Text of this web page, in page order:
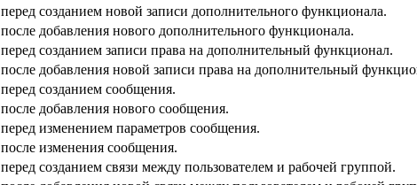
перед созданием новой записи дополнительного функционала.
после добавления нового дополнительного функционала.
перед созданием записи права на дополнительный функционал.
после добавления новой записи права на дополнительный
перед созданием сообщения.
после добавления нового сообщения.
перед изменением параметров сообщения.
после изменения сообщения.
перед созданием связи между пользователем и рабочей группой.